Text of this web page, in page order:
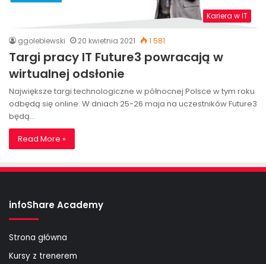
Kariera w IT
ggolebiewski 20 kwietnia 2021 1 581
Targi pracy IT Future3 powracają w
wirtualnej odsłonie
Największe targi technologiczne w północnej Polsce w tym roku
odbędą się online. W dniach 25-26 maja na uczestników Future3
będą…
Read More »
infoShare Academy
Strona główna
Kursy z trenerem